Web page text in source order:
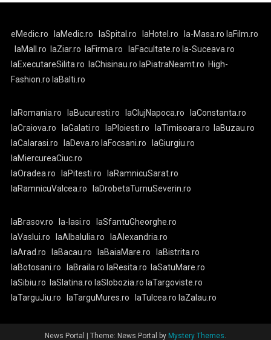
eMedic.ro laMedic.ro laSpital.ro laHotel.ro la-Masa.ro laFilm.ro
laMall.ro
laZiar.ro laFirma.ro laFacultate.ro la-Suceava.ro
laExecutareSilita.ro
laChisinau.ro laPiatraNeamt.ro High-
Fashion.ro laBalti.ro
laRomania.ro laBucuresti.ro laClujNapoca.ro
laConstanta.ro
laCraiova.ro
laGalati.ro laPloiesti.ro laTimisoara.ro
laBuzau.ro
laCalarasi.ro
laDeva.ro laFocsani.ro
laGiurgiu.ro
laMiercureaCiuc.ro
laOradea.ro
laPitesti.ro
laRamnicuSarat.ro
laRamnicuValcea.ro
laDrobetaTurnuSeverin.ro
laBrasov.ro la-Iasi.ro
laSfantuGheorghe.ro
laVaslui.ro
laAlbaIulia.ro
laAlexandria.ro
laArad.ro
laBacau.ro laBaiaMare.ro
laBistrita.ro
laBotosani.ro
laBraila.ro laResita.ro
laSatuMare.ro
laSibiu.ro
laSlatina.ro laSlobozia.ro laTargoviste.ro
laTarguJiu.ro
laTarguMures.ro laTulcea.ro laZalau.ro
News Portal Theme: News Portal by Mystery Themes.